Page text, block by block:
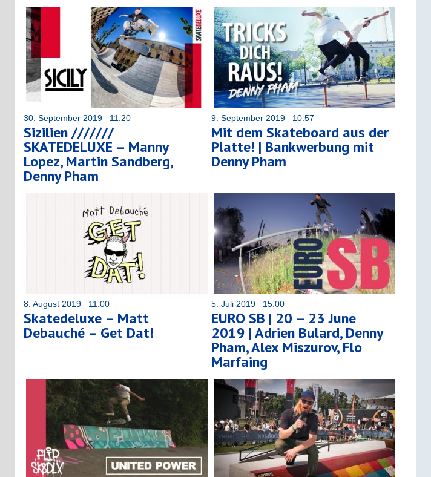
30. September 2019 11:20
Sizilien ///////
SKATEDELUXE – Manny
Lopez, Martin Sandberg,
Denny Pham
9. September 2019 10:57
Mit dem Skateboard aus der
Platte! | Bankwerbung mit
Denny Pham
8. August 2019 11:00
Skatedeluxe – Matt
Debauché – Get Dat!
5. Juli 2019 15:00
EURO SB | 20 – 23 June
2019 | Adrien Bulard, Denny
Pham, Alex Miszurov, Flo
Marfaing